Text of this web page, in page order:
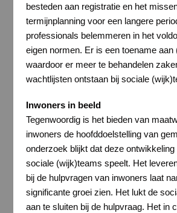
besteden aan registratie en het
termijnplanning voor een langere
professionals belemmeren in het
eigen normen. Er is een toename aan
waardoor er meer te behandelen
wachtlijsten ontstaan bij sociale
Inwoners in beeld
Tegenwoordig is het bieden van
inwoners de hoofddoelstelling van
onderzoek blijkt dat deze ontwikkeling
sociale (wijk)teams speelt. Het
bij de hulpvragen van inwoners laat
significante groei zien. Het lukt de
aan te sluiten bij de hulpvraag. Het in